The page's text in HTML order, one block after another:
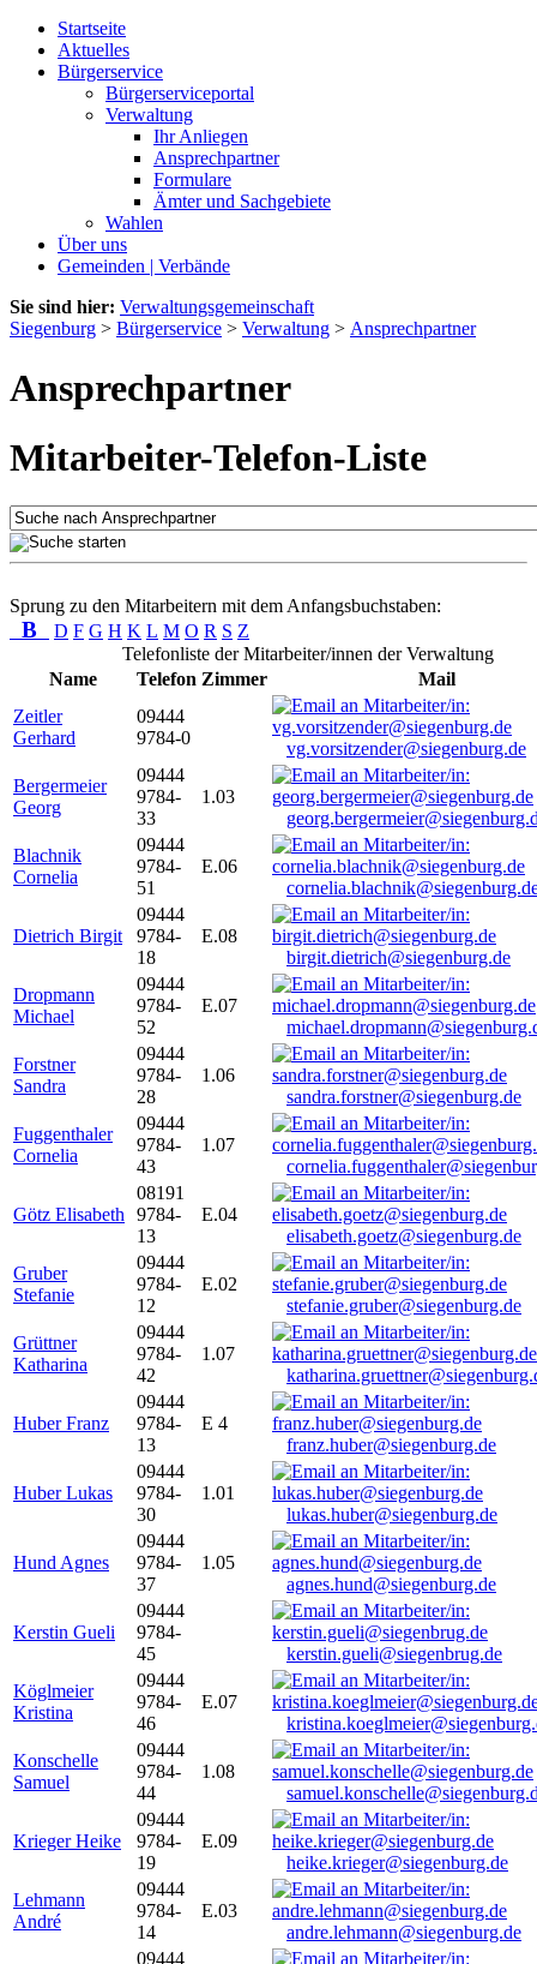
Startseite
Aktuelles
Bürgerservice
Bürgerserviceportal
Verwaltung
Ihr Anliegen
Ansprechpartner
Formulare
Ämter und Sachgebiete
Wahlen
Über uns
Gemeinden | Verbände
Sie sind hier: Verwaltungsgemeinschaft
Siegenburg > Bürgerservice > Verwaltung > Ansprechpartner
Ansprechpartner
Mitarbeiter-Telefon-Liste
Sprung zu den Mitarbeitern mit dem Anfangsbuchstaben:
B D F G H K L M O R S Z
Telefonliste der Mitarbeiter/innen der Verwaltung
Name
Telefon Zimmer
Mail
Zeitler
Gerhard
09444
9784-0
vg.vorsitzender@siegenburg.de
Bergermeier
Georg
09444
9784-
33
1.03
Blachnik
Cornelia
09444
9784-
51
E.06
Dietrich Birgit
09444
9784-
18
E.08
birgit.dietrich@siegenburg.de
Dropmann
Michael
09444
9784-
52
E.07
Forstner
Sandra
09444
9784-
28
1.06
sandra.forstner@siegenburg.de
Fuggenthaler
Cornelia
09444
9784-
43
1.07
Götz Elisabeth
08191
9784-
13
E.04
elisabeth.goetz@siegenburg.de
Gruber
Stefanie
09444
9784-
12
E.02
stefanie.gruber@siegenburg.de
Grüttner
Katharina
09444
9784-
42
1.07
Huber Franz
09444
9784-
13
E 4
franz.huber@siegenburg.de
Huber Lukas
09444
9784-
30
1.01
lukas.huber@siegenburg.de
Hund Agnes
09444
9784-
37
1.05
agnes.hund@siegenburg.de
Kerstin Gueli
09444
9784-
45
kerstin.gueli@siegenbrug.de
Köglmeier
Kristina
09444
9784-
46
E.07
Konschelle
Samuel
09444
9784-
44
1.08
Krieger Heike
09444
9784-
19
E.09
heike.krieger@siegenburg.de
Lehmann
André
09444
9784-
14
E.03
andre.lehmann@siegenburg.de
09444